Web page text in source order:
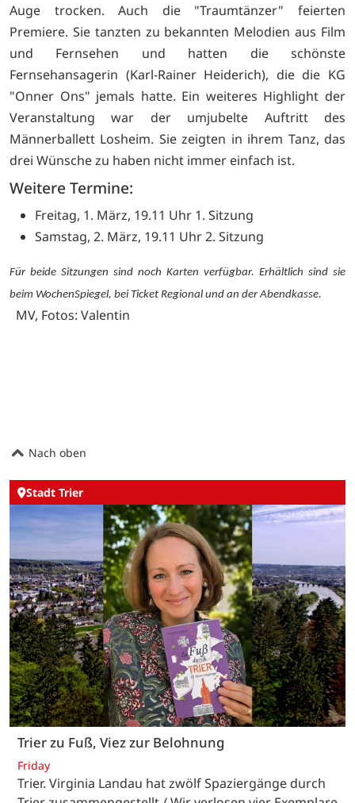
Auge trocken. Auch die "Traumtänzer" feierten
Premiere. Sie tanzten zu bekannten Melodien aus Film
und Fernsehen und hatten die schönste
Fernsehansagerin (Karl-Rainer Heiderich), die die KG
"Onner Ons" jemals hatte. Ein weiteres Highlight der
Veranstaltung war der umjubelte Auftritt des
Männerballett Losheim. Sie zeigten in ihrem Tanz, das
drei Wünsche zu haben nicht immer einfach ist.
Weitere Termine:
Freitag, 1. März, 19.11 Uhr 1. Sitzung
Samstag, 2. März, 19.11 Uhr 2. Sitzung
Für beide Sitzungen sind noch Karten verfügbar. Erhältlich sind sie
beim WochenSpiegel, bei Ticket Regional und an der Abendkasse.
MV, Fotos: Valentin
Nach oben
Stadt Trier
Trier zu Fuß, Viez zur Belohnung
Friday
Trier. Virginia Landau hat zwölf Spaziergänge durch